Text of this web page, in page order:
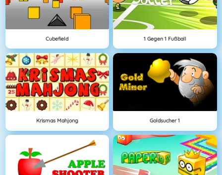
Cubefield 1 Gegen 1 Fußball
Krismas Mahjong Goldsucher 1